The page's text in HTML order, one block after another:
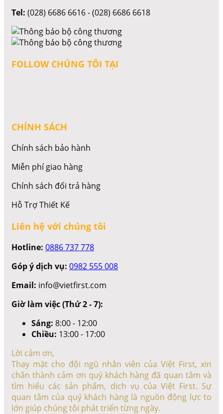
Tel: (028) 6686 6616 - (028) 6686 6618
FOLLOW CHÚNG TÔI TẠI
CHÍNH SÁCH
Chính sách bảo hành
Miễn phí giao hàng
Chính sách đổi trả hàng
Hỗ Trợ Thiết Kế
Liên hệ với chúng tôi
Hotline: 0886 737 778
Góp ý dịch vụ: 0982 555 008
Email: info@vietfirst.com
Giờ làm việc (Thứ 2 - 7):
Sáng: 8:00 - 12:00
Chiều: 13:00 - 17:00
Lời cảm ơn,
Thay mặt cho đội ngũ nhân viên của Việt First, xin
chân thành cảm ơn quý khách hàng đã quan tâm và
tìm hiểu các sản phẩm, dịch vụ của Việt First. Sự
quan tâm của quý khách hàng là nguồn động lực to
lớn giúp chúng tôi phát triển từng ngày.